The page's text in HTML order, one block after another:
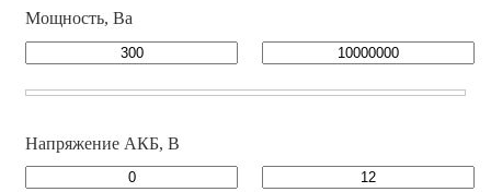
Мощность, Ва
Напряжение АКБ, В